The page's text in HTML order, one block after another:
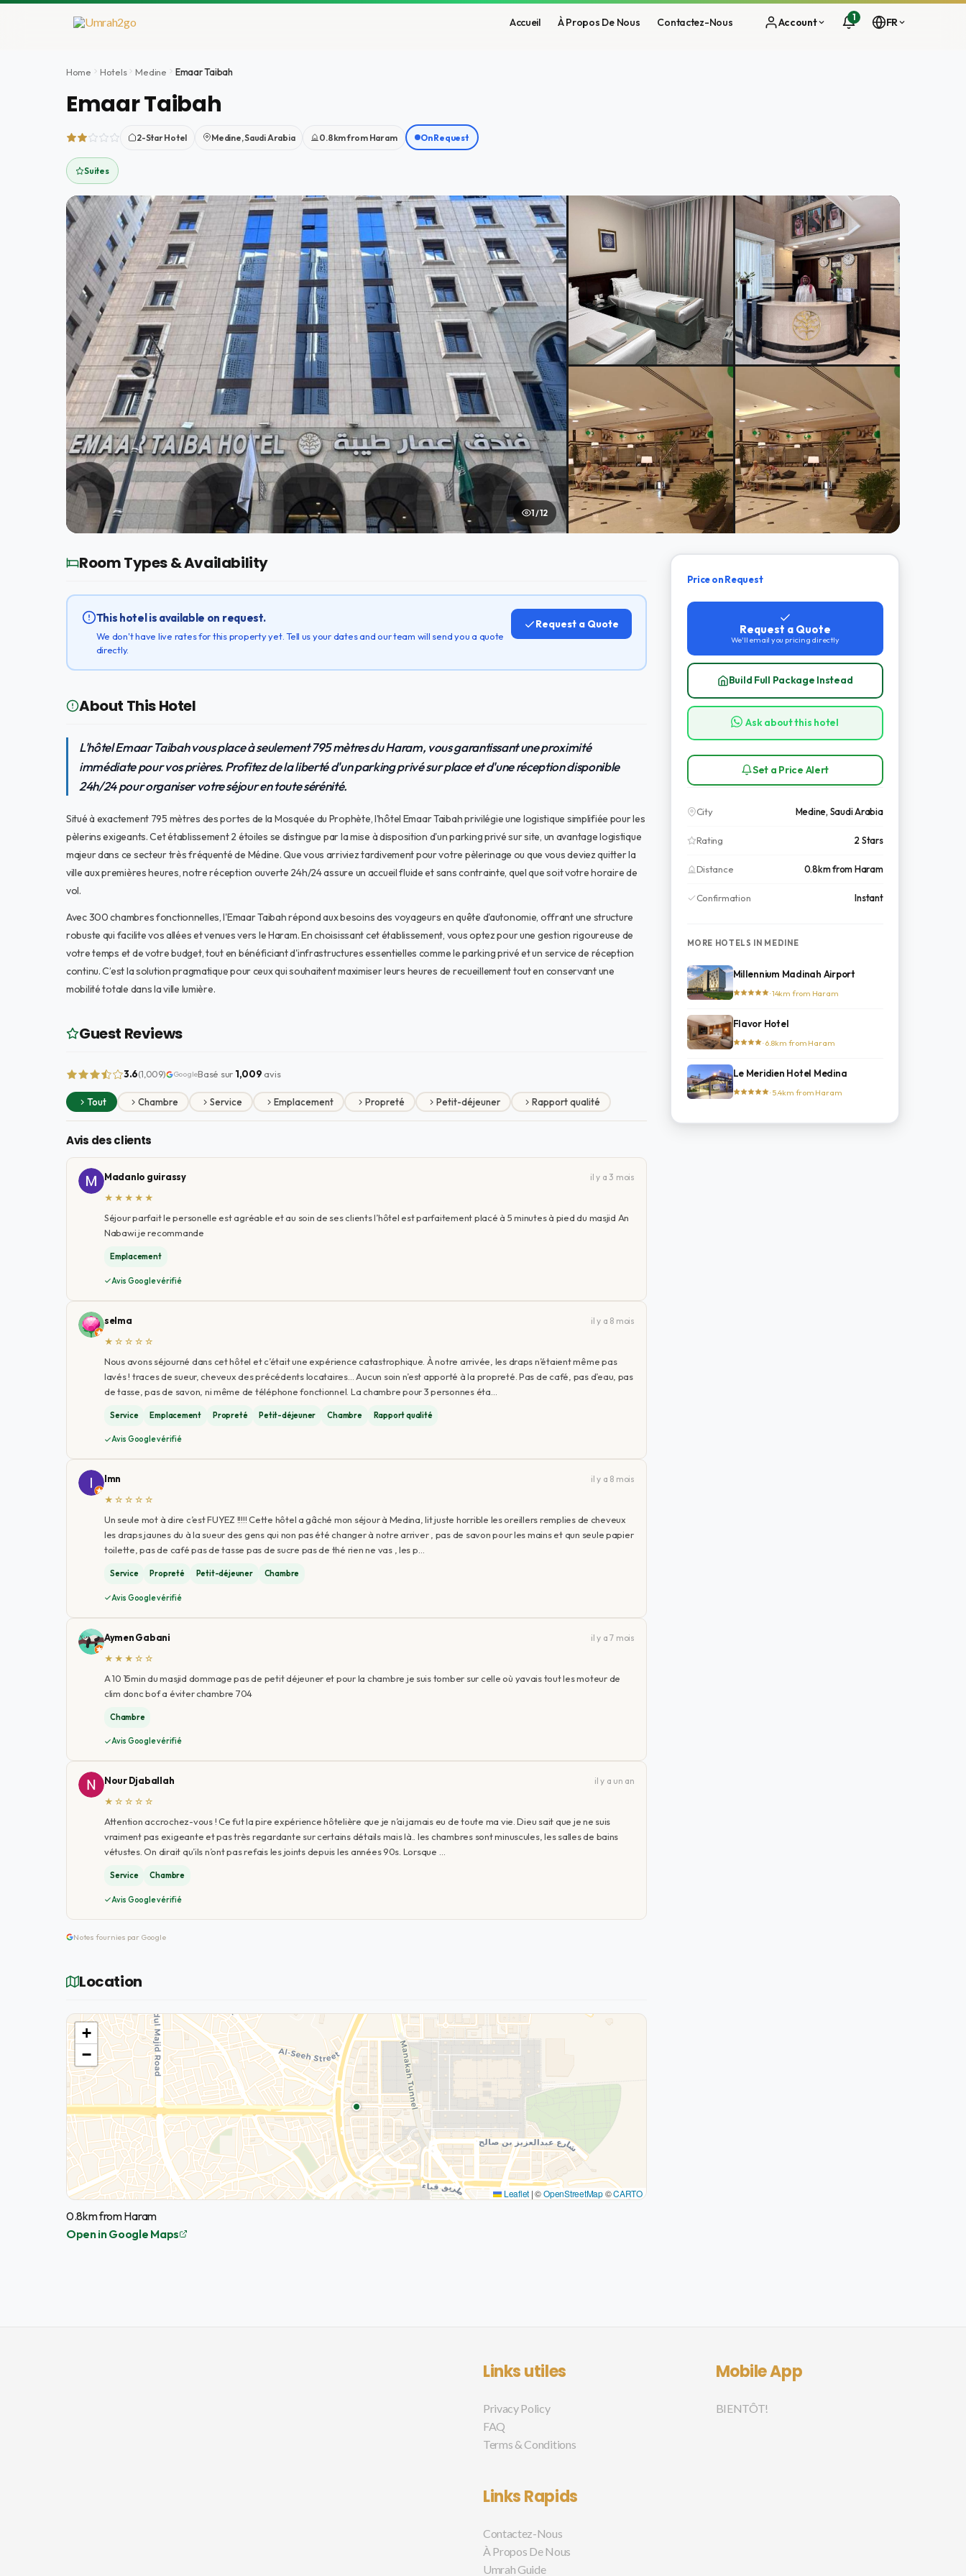
Aller
Accueil À Propos De Nous Contactez-Nous Account 1 FR
Home Hotels Medine Emaar Taibah
Emaar Taibah
2-Star Hotel Medine, Saudi Arabia 0.8km from Haram On Request
Suites
1 / 12
Room Types & Availability
This hotel is available on request.
We don't have live rates for this property yet. Tell us your dates and our team will send you a quote
directly.
Request a Quote
About This Hotel
L'hôtel Emaar Taibah vous place à seulement 795 mètres du Haram, vous garantissant une proximité
immédiate pour vos prières. Profitez de la liberté d'un parking privé sur place et d'une réception disponible
24h/24 pour organiser votre séjour en toute sérénité.
Situé à exactement 795 mètres des portes de la Mosquée du Prophète, l'hôtel Emaar Taibah privilégie une logistique simplifiée pour les
pèlerins exigeants. Cet établissement 2 étoiles se distingue par la mise à disposition d'un parking privé sur site, un avantage logistique
majeur dans ce secteur très fréquenté de Médine. Que vous arriviez tardivement pour votre pèlerinage ou que vous deviez quitter la
ville aux premières heures, notre réception ouverte 24h/24 assure un accueil fluide et sans contrainte, quel que soit votre horaire de
vol.
Avec 300 chambres fonctionnelles, l'Emaar Taibah répond aux besoins des voyageurs en quête d'autonomie, offrant une structure
robuste qui facilite vos allées et venues vers le Haram. En choisissant cet établissement, vous optez pour une gestion rigoureuse de
votre temps et de votre budget, tout en bénéficiant d'infrastructures essentielles comme le parking privé et un service de réception
continu. C’est la solution pragmatique pour ceux qui souhaitent maximiser leurs heures de recueillement tout en conservant une
mobilité totale dans la ville lumière.
Guest Reviews
3.6(1,009) GoogleBasé sur 1,009 avis
Tout Chambre Service Emplacement Propreté Petit-déjeuner Rapport qualité
Avis des clients
Madanlo guirassy
il y a 3 mois
★★★★★
Séjour parfait le personelle est agréable et au soin de ses clients l’hôtel est parfaitement placé à 5 minutes à pied du masjid An
Nabawi je recommande
Emplacement
Avis Google vérifié
selma
il y a 8 mois
★☆☆☆☆
Nous avons séjourné dans cet hôtel et c’était une expérience catastrophique. À notre arrivée, les draps n’étaient même pas
lavés ! traces de sueur, cheveux des précédents locataires… Aucun soin n’est apporté à la propreté. Pas de café, pas d’eau, pas
de tasse, pas de savon, ni même de téléphone fonctionnel. La chambre pour 3 personnes éta…
Service Emplacement Propreté Petit-déjeuner Chambre Rapport qualité
Avis Google vérifié
Imn
il y a 8 mois
★☆☆☆☆
Un seule mot à dire c’est FUYEZ !!!!! Cette hôtel a gâché mon séjour à Medina, lit juste horrible les oreillers remplies de cheveux
les draps jaunes du à la sueur des gens qui non pas été changer à notre arriver , pas de savon pour les mains et qun seule papier
toilette, pas de café pas de tasse pas de sucre pas de thé rien ne vas , les p…
Service Propreté Petit-déjeuner Chambre
Avis Google vérifié
Aymen Gabani
il y a 7 mois
★★★☆☆
A 10 15min du masjid dommage pas de petit déjeuner et pour la chambre je suis tomber sur celle où yavais tout les moteur de
clim donc bof a éviter chambre 704
Chambre
Avis Google vérifié
Nour Djaballah
il y a un an
★☆☆☆☆
Attention accrochez-vous ! Ce fut la pire expérience hôtelière que je n’ai jamais eu de toute ma vie. Dieu sait que je ne suis
vraiment pas exigeante et pas très regardante sur certains détails mais là.. les chambres sont minuscules, les salles de bains
vétustes. On dirait qu’ils n’ont pas refais les joints depuis les années 90s. Lorsque …
Service Chambre
Avis Google vérifié
Notes fournies par Google
Location
+
−
Leaflet |©OpenStreetMap©CARTO
0.8km from Haram
Open in Google Maps
Price on Request
Request a Quote
We'll email you pricing directly
Build Full Package Instead
Ask about this hotel
Set a Price Alert
City Medine, Saudi Arabia
Rating 2 Stars
Distance 0.8km from Haram
Confirmation Instant
MORE HOTELS IN MEDINE
Millennium Madinah Airport
· 14km from Haram
Flavor Hotel
· 6.8km from Haram
Le Meridien Hotel Medina
· 5.4km from Haram
Links utiles
Privacy Policy
FAQ
Terms & Conditions
Links Rapids
Contactez-Nous
À Propos De Nous
Umrah Guide
Mobile App
BIENTÔT!